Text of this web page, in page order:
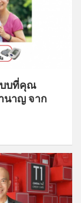
บบที่คุณ
นาญ จาก